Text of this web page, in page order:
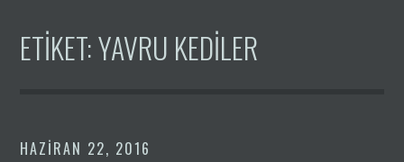
ETIKET:YAVRU KEDILER
HAZIRAN 22, 2016